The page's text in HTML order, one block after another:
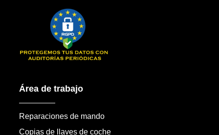
Área de trabajo
Reparaciones de mando
Copias de llaves de coche